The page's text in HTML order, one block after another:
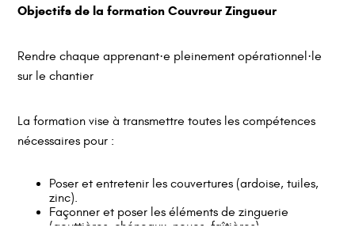
Objectifs de la formation Couvreur Zingueur
Rendre chaque apprenant·e pleinement opérationnel·le
sur le chantier
La formation vise à transmettre toutes les compétences
nécessaires pour :
Poser et entretenir les couvertures (ardoise, tuiles,
zinc).
Façonner et poser les éléments de zinguerie
(gouttières, chéneaux, noues, faîtières).
Alternance
Mise en Situation Professionnelle :
Entretien Technique
Questionnaire professionnel